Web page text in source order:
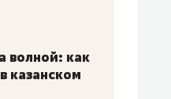
волной: как
казанском